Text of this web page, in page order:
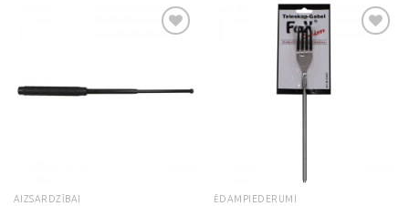
vēlmju
AIZSARDZĪBAI ĒDAMPIEDERUMI